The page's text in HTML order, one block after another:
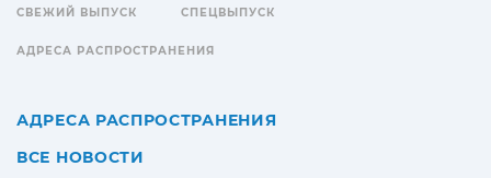
СВЕЖИЙ ВЫПУСК СПЕЦВЫПУСК
АДРЕСА РАСПРОСТРАНЕНИЯ
АДРЕСА РАСПРОСТРАНЕНИЯ
ВСЕ НОВОСТИ